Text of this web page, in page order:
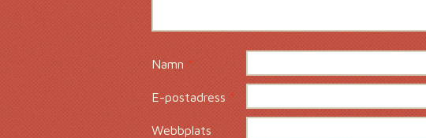
Namn*
E-postadress*
Webbplats